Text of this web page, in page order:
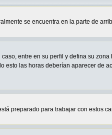
se encuentra en la parte de
entre en su perfil y defina su
esto las horas deberían aparecer de
preparado para trabajar con estos